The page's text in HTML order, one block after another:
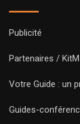
Publicité
Partenaires /
Votre Guide : un
Guides-